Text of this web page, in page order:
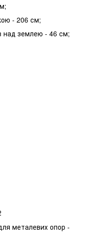
- 206 см;
над землею - 46 см;
металевих опор -